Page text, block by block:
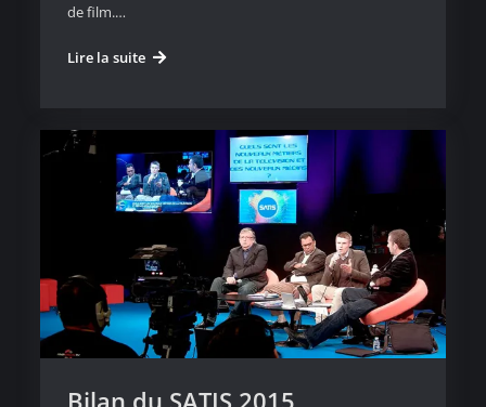
de film.…
Lire la suiteLa
ColorChecker
Video
au
Satis
2015
Bilan du SATIS 2015